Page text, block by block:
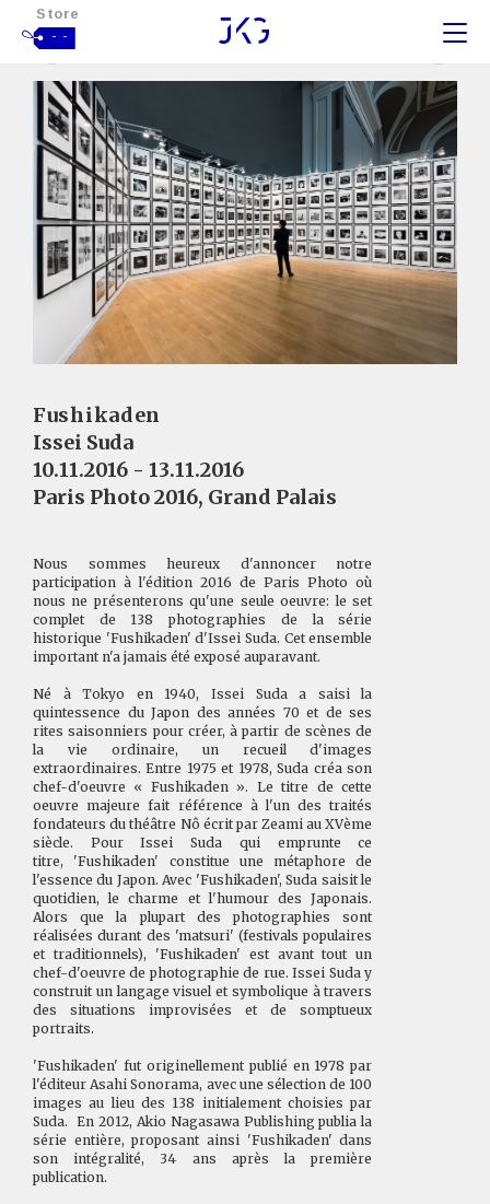
Store
- -
Fushikaden
Issei Suda
10.11.2016 - 13.11.2016
Paris Photo 2016, Grand Palais
Nous sommes heureux d'annoncer notre
participation à l'édition 2016 de Paris Photo où
nous ne présenterons qu'une seule oeuvre: le set
complet de 138 photographies de la série
historique 'Fushikaden' d'Issei Suda. Cet ensemble
important n'a jamais été exposé auparavant.
Né à Tokyo en 1940, Issei Suda a saisi la
quintessence du Japon des années 70 et de ses
rites saisonniers pour créer, à partir de scènes de
la vie ordinaire, un recueil d'images
extraordinaires. Entre 1975 et 1978, Suda créa son
chef-d'oeuvre « Fushikaden ». Le titre de cette
oeuvre majeure fait référence à l'un des traités
fondateurs du théâtre Nô écrit par Zeami au XVème
siècle. Pour Issei Suda qui emprunte ce
titre, 'Fushikaden' constitue une métaphore de
l'essence du Japon. Avec 'Fushikaden', Suda saisit le
quotidien, le charme et l'humour des Japonais.
Alors que la plupart des photographies sont
réalisées durant des 'matsuri' (festivals populaires
et traditionnels), 'Fushikaden' est avant tout un
chef-d'oeuvre de photographie de rue. Issei Suda y
construit un langage visuel et symbolique à travers
des situations improvisées et de somptueux
portraits.
'Fushikaden' fut originellement publié en 1978 par
l'éditeur Asahi Sonorama, avec une sélection de 100
images au lieu des 138 initialement choisies par
Suda. En 2012, Akio Nagasawa Publishing publia la
série entière, proposant ainsi 'Fushikaden' dans
son intégralité, 34 ans après la première
publication.